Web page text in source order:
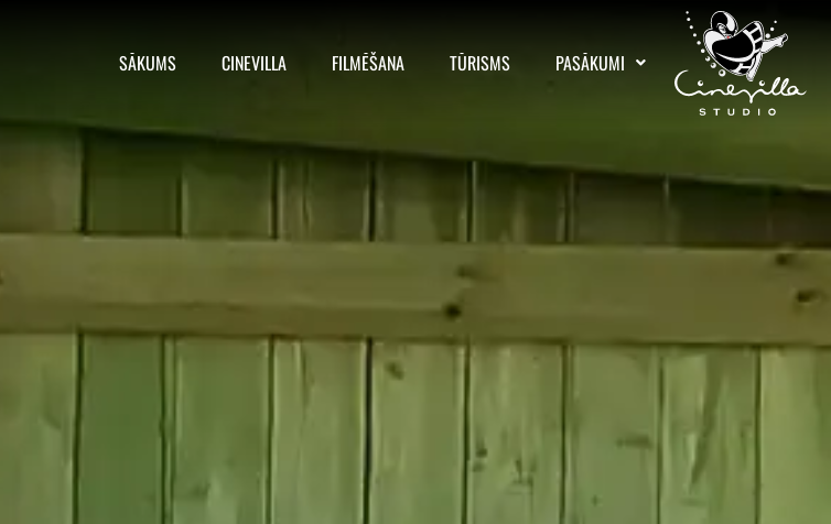
SĀKUMS CINEVILLA FILMĒŠANA TŪRISMS PASĀKUMI